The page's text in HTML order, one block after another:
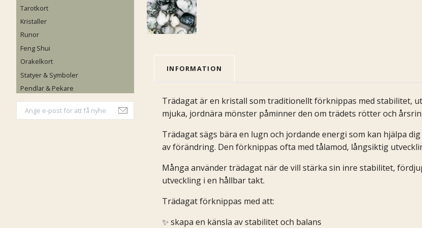
Tarotkort
Kristaller
Runor
Feng Shui
Orakelkort
Statyer & Symboler
Pendlar & Pekare
INFORMATION
Trädagat är en kristall som traditionellt förknippas med stabilitet,
mjuka, jordnära mönster påminner den om trädets rötter och
Trädagat sägs bära en lugn och jordande energi som kan hjälpa
av förändring. Den förknippas ofta med tålamod, långsiktig
Många använder trädagat när de vill stärka sin inre stabilitet,
utveckling i en hållbar takt.
Trädagat förknippas med att:
✨ skapa en känsla av stabilitet och balans